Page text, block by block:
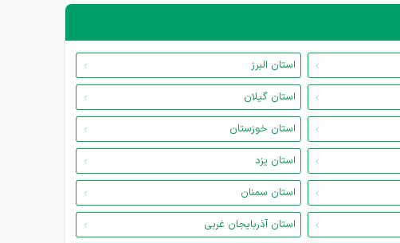
استان البرز
استان گیلان
استان خوزستان
استان یزد
استان سمنان
استان آذربایجان غربی